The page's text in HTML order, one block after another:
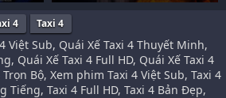
4 Taxi 4
Việt Sub, Quái Xế Taxi 4 Thuyết Minh,
Quái Xế Taxi 4 Full HD, Quái Xế Taxi 4
Bộ, Xem phim Taxi 4 Việt Sub, Taxi 4
Tiếng, Taxi 4 Full HD, Taxi 4 Bản Đẹp,